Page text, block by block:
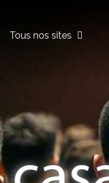
Tous nos sites